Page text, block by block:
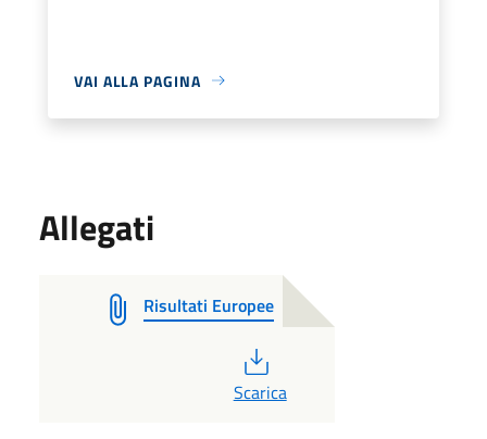
VAI ALLA PAGINA
Allegati
Risultati Europee
Scarica